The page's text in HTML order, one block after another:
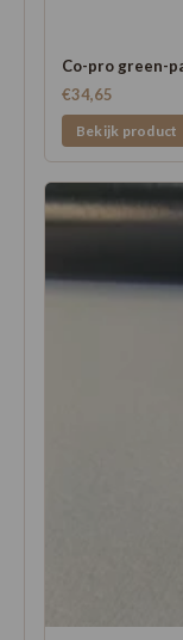
Co-pro green-
€34,65
Bekijk product